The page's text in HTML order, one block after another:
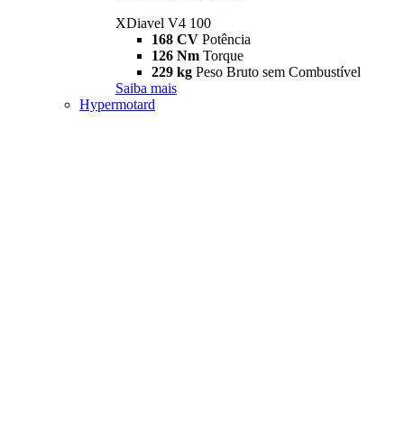
XDiavel V4 100
168 CV Potência
126 Nm Torque
229 kg Peso Bruto sem Combustível
Saiba mais
Hypermotard